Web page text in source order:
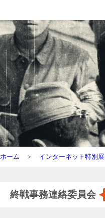
ホーム ＞ インターネット特別展
終戦事務連絡委員会